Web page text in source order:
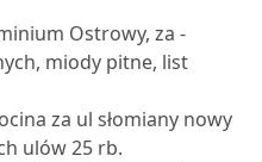
Ostrowy, za -
miody pitne, list
za ul słomiany nowy
ulów 25 rb.